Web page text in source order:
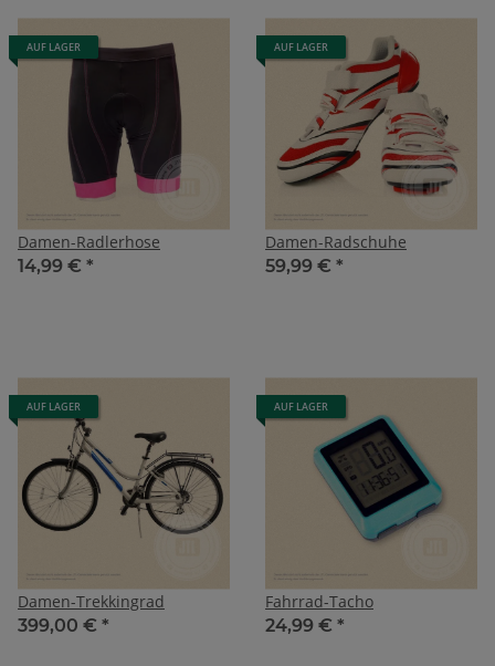
AUF LAGER
Damen-Radlerhose
14,99 € *
AUF LAGER
Damen-Radschuhe
59,99 € *
AUF LAGER
Damen-Trekkingrad
399,00 € *
AUF LAGER
Fahrrad-Tacho
24,99 € *